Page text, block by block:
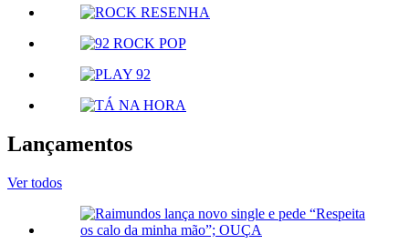
Lançamentos
Ver todos